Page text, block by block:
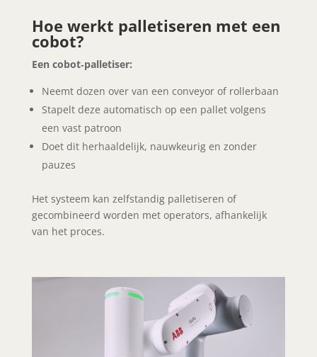
Hoe werkt palletiseren met een
cobot?
Een cobot‑palletiser:
Neemt dozen over van een conveyor of rollerbaan
Stapelt deze automatisch op een pallet volgens
een vast patroon
Doet dit herhaaldelijk, nauwkeurig en zonder
pauzes
Het systeem kan zelfstandig palletiseren of
gecombineerd worden met operators, afhankelijk
van het proces.